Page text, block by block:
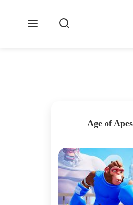
Age of Apes